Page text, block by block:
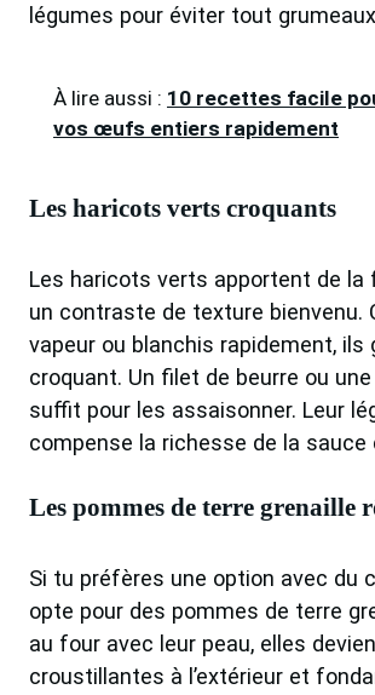
légumes pour éviter tout
À lire aussi : 10 recettes facile
vos œufs entiers rapidement
Les haricots verts croquants
Les haricots verts apportent de la
un contraste de texture bienvenu.
vapeur ou blanchis rapidement, ils
croquant. Un filet de beurre ou une
suffit pour les assaisonner. Leur
compense la richesse de la sauce
Les pommes de terre grenaille
Si tu préfères une option avec du
opte pour des pommes de terre
au four avec leur peau, elles
croustillantes à l’extérieur et